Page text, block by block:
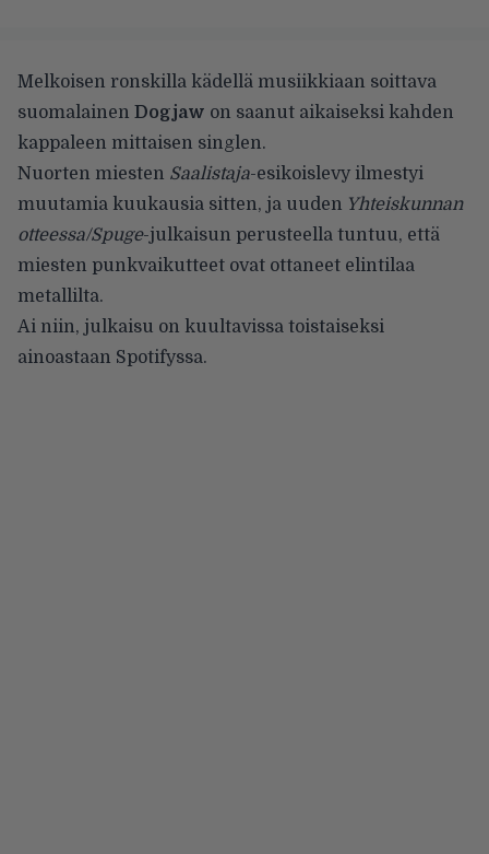
Melkoisen ronskilla kädellä musiikkiaan soittava
suomalainen Dogjaw on saanut aikaiseksi kahden
kappaleen mittaisen singlen.
Nuorten miesten Saalistaja-esikoislevy ilmestyi
muutamia kuukausia sitten, ja uuden Yhteiskunnan
otteessa/Spuge-julkaisun perusteella tuntuu, että
miesten punkvaikutteet ovat ottaneet elintilaa
metallilta.
Ai niin, julkaisu on kuultavissa toistaiseksi
ainoastaan Spotifyssa.